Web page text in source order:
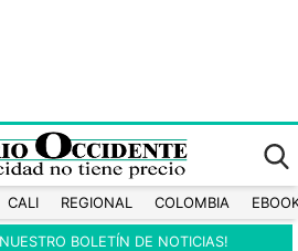
CALI REGIONAL COLOMBIA
BOLETÍN DE NOTICIAS!